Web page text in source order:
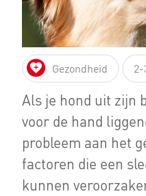
Gezondheid
Als je hond uit zijn
voor de hand
probleem aan het
factoren die een
kunnen